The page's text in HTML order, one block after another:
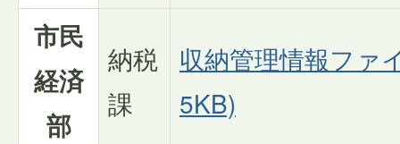
市民
経済
部
納税
課
収納管理情報ファ
5KB)